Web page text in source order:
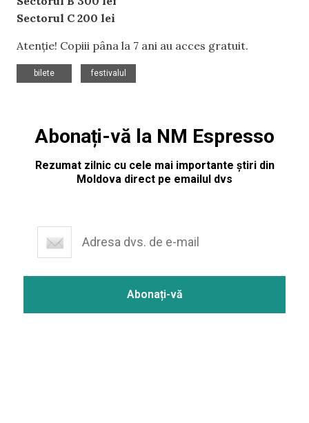
Sectorul C 200 lei
Atenție! Copiii pâna la 7 ani au acces gratuit.
bilete
festivalul
Abonați-vă la NM Espresso
Rezumat zilnic cu cele mai importante știri din
Moldova direct pe emailul dvs